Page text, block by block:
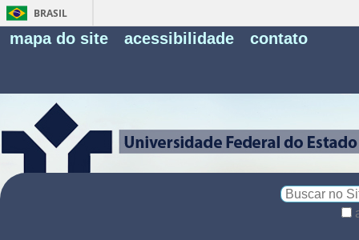
BRASIL
mapa do site acessibilidade contato